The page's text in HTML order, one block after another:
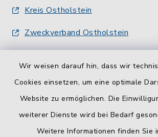
Wir weisen darauf hin, dass wir
Cookies einsetzen, um eine optimale
Website zu ermöglichen. Die
weiterer Dienste wird bei Bedarf
Weitere Informationen finden Sie
Kreis Ostholstein
Zweckverband Ostholstein
Barrierefreiheit